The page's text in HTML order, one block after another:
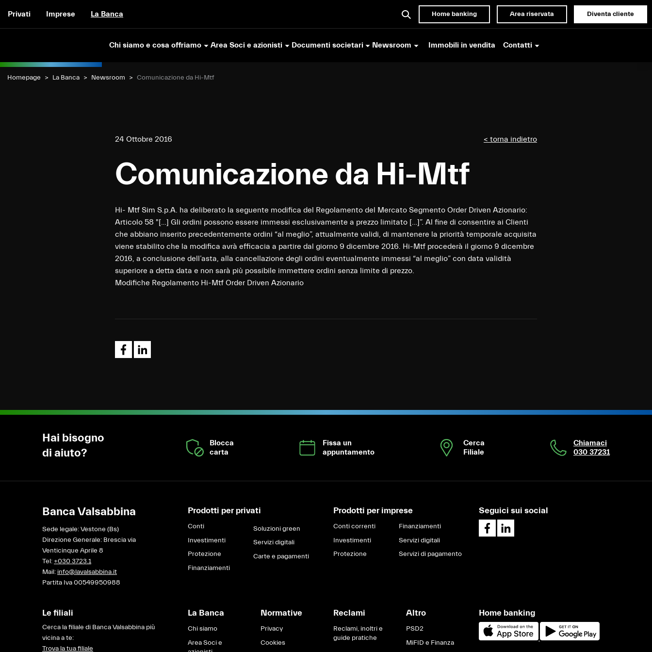
Vai al contenuto
Privati Imprese La Banca Home banking Area riservata Diventa cliente
Chi siamo e cosa offriamo Area Soci e azionisti Documenti societari Newsroom Immobili in vendita Contatti
Homepage La Banca Newsroom Current:
Comunicazione da Hi-Mtf
24 Ottobre 2016 < torna indietro
Comunicazione da Hi-Mtf
Hi- Mtf Sim S.p.A. ha deliberato la seguente modifica del Regolamento del Mercato Segmento Order Driven Azionario:
Articolo 58 "[…] Gli ordini possono essere immessi esclusivamente a prezzo limitato […]”. Al fine di consentire ai Clienti
che abbiano inserito precedentemente ordini “al meglio”, attualmente validi, di mantenere la priorità temporale acquisita
viene stabilito che la modifica avrà efficacia a partire dal giorno 9 dicembre 2016. Hi-Mtf procederà il giorno 9 dicembre
2016, a conclusione dell’asta, alla cancellazione degli ordini eventualmente immessi “al meglio” con data validità
superiore a detta data e non sarà più possibile immettere ordini senza limite di prezzo.
Modifiche Regolamento Hi-Mtf Order Driven Azionario
Hai bisogno
di aiuto?
Blocca
carta
Fissa un
appuntamento
Cerca
Filiale
Chiamaci
030 37231
Banca Valsabbina
Sede legale: Vestone (Bs)
Direzione Generale: Brescia via
Venticinque Aprile 8
Tel:+030 3723.1
Mail: info@lavalsabbina.it
Partita Iva 00549950988
Prodotti per privati
Conti
Investimenti
Protezione
Finanziamenti
Soluzioni green
Servizi digitali
Carte e pagamenti
Prodotti per imprese
Conti correnti
Investimenti
Protezione
Finanziamenti
Servizi digitali
Servizi di pagamento
Seguici sui social
Le filiali
Cerca la filiale di Banca Valsabbina più
vicina a te:
Trova la tua filiale
La Banca
Chi siamo
Area Soci e
Normative
Privacy
Cookies
Reclami
Reclami, inoltri e
guide pratiche
Altro
PSD2
MiFID e Finanza
Home banking